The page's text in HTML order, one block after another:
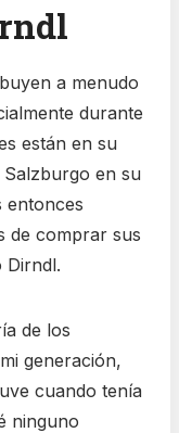
a menudo
durante
están en su
en su
entonces
de comprar sus
Dirndl.
de los
generación,
cuando tenía
ninguno